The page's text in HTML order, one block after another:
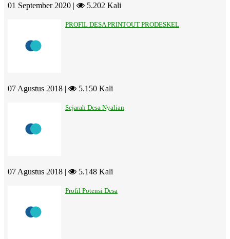
01 September 2020 | 5.202 Kali
PROFIL DESA PRINTOUT PRODESKEL
07 Agustus 2018 | 5.150 Kali
Sejarah Desa Nyalian
07 Agustus 2018 | 5.148 Kali
Profil Potensi Desa